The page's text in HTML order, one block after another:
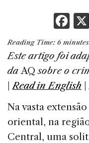
F
a
c
e
b
o
o
k
Reading Time: 6 minutes
Este artigo foi
da AQsobre o
| Read in English |
Na vasta
oriental, na
Central, uma